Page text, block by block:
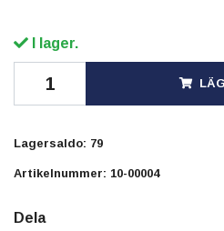
I lager.
Lagersaldo: 79
Artikelnummer: 10-00004
Dela